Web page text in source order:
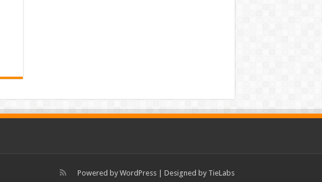
Powered by WordPress| Designed by TieLabs